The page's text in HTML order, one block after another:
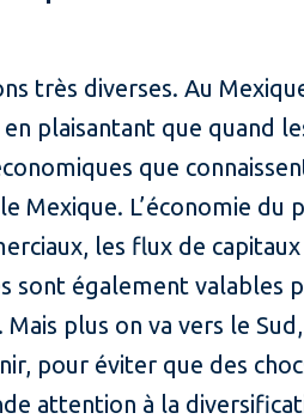
très diverses. Au
plaisantant que quand
que
L’économie du
les flux de
sont également valables
plus on va vers le
pour éviter que des
attention à la